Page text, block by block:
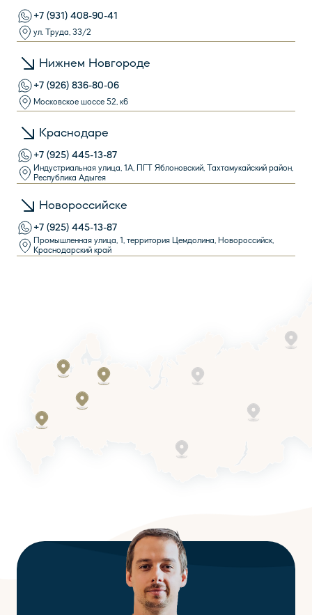
+7 (931) 408-90-41
ул. Труда, 33/2
Нижнем Новгороде
+7 (926) 836-80-06
Московское шоссе 52, к6
Краснодаре
+7 (925) 445-13-87
Индустриальная улица, 1А, ПГТ Яблоновский, Тахтамукайский район,
Республика Адыгея
Новороссийске
+7 (925) 445-13-87
Промышленная улица, 1, территория Цемдолина, Новороссийск,
Краснодарский край